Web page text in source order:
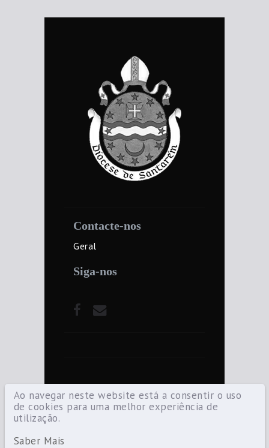
Ao navegar neste website está a consentir o uso
de cookies para uma melhor experiência de
utilização.
Saber Mais
Contacte-nos
Geral
Siga-nos
©2021 Diocese de Santarém — Todos os
direitos reservados.